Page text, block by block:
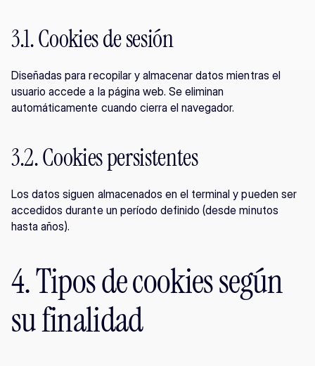
3.1. Cookies de sesión
Diseñadas para recopilar y almacenar datos mientras el
usuario accede a la página web. Se eliminan
automáticamente cuando cierra el navegador.
3.2. Cookies persistentes
Los datos siguen almacenados en el terminal y pueden ser
accedidos durante un período definido (desde minutos
hasta años).
4. Tipos de cookies según
su finalidad